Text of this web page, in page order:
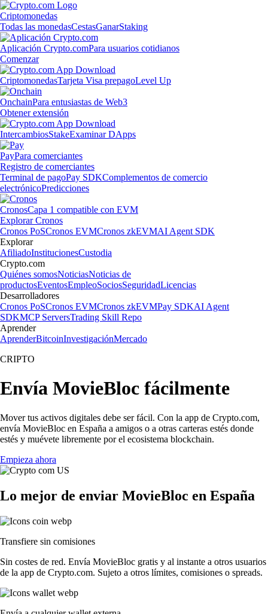
Criptomonedas
Todas las monedasCestasGanarStaking
Aplicación Crypto.comPara usuarios cotidianos
Comenzar
CriptomonedasTarjeta Visa prepagoLevel Up
OnchainPara entusiastas de Web3
Obtener extensión
IntercambiosStakeExaminar DApps
PayPara comerciantes
Registro de comerciantes
Terminal de pagoPay SDKComplementos de comercio
electrónicoPredicciones
CronosCapa 1 compatible con EVM
Explorar Cronos
Cronos PoSCronos EVMCronos zkEVMAI Agent SDK
Explorar
AfiliadoInstitucionesCustodia
Crypto.com
Quiénes somosNoticiasNoticias de
productosEventosEmpleoSociosSeguridadLicencias
Desarrolladores
Cronos PoSCronos EVMCronos zkEVMPay SDKAI Agent
SDKMCP ServersTrading Skill Repo
Aprender
AprenderBitcoinInvestigaciónMercado
CRIPTO
Envía MovieBloc fácilmente
Mover tus activos digitales debe ser fácil. Con la app de Crypto.com,
envía MovieBloc en España a amigos o a otras carteras estés donde
estés y muévete libremente por el ecosistema blockchain.
Empieza ahora
Lo mejor de enviar MovieBloc en España
Transfiere sin comisiones
Sin costes de red. Envía MovieBloc gratis y al instante a otros usuarios
de la app de Crypto.com. Sujeto a otros límites, comisiones o spreads.